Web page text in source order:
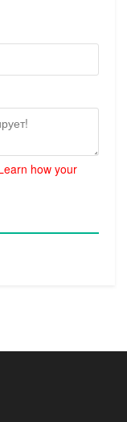
how your